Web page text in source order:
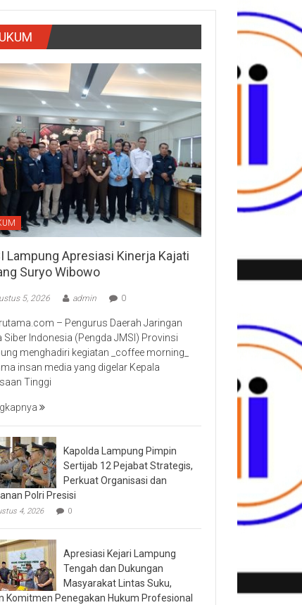
Lampung Apresiasi Kinerja Kajati
Suryo Wibowo
5, 2026 admin 0
– Pengurus Daerah Jaringan
Siber Indonesia (Pengda JMSI) Provinsi
menghadiri kegiatan _coffee morning_
insan media yang digelar Kepala
Tinggi
Kapolda Lampung Pimpin
Sertijab 12 Pejabat Strategis,
Perkuat Organisasi dan
Polri Presisi
4, 2026 0
Apresiasi Kejari Lampung
Tengah dan Dukungan
Masyarakat Lintas Suku,
Komitmen Penegakan Hukum Profesional